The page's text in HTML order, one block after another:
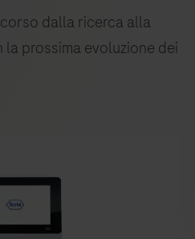
dalla ricerca alla
prossima evoluzione dei